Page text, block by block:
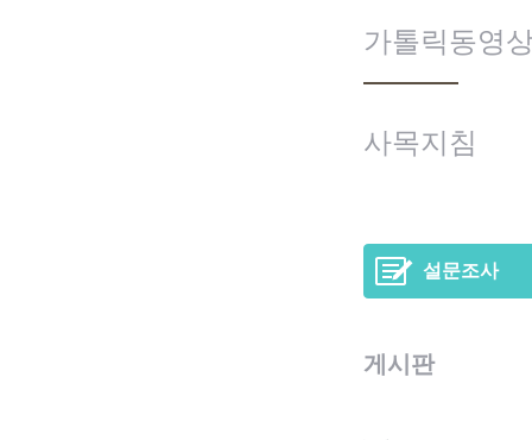
가톨릭동영
사목지침
설문조사
게시판